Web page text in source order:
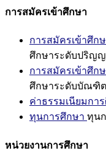
การสมัครเข้าศึกษา
การสมัครเข้าศึ
ศึกษาระดับปริญ
การสมัครเข้าศึ
ศึกษาระดับบัณฑิ
ค่าธรรมเนียมกา
ทุนการศึกษา ทุน
หน่วยงานการศึกษา